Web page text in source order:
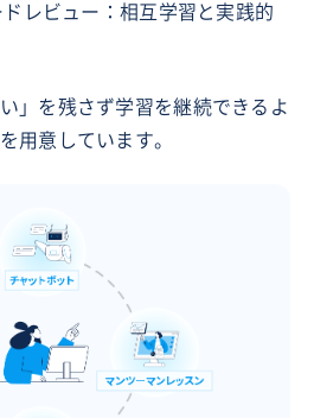
レビュー：相互学習と実践的
」を残さず学習を継続できるよ
用意しています。